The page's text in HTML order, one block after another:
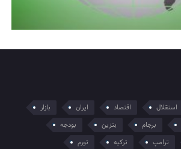
استقلال اقتصاد ایران
بازار
برجام بنزین
بودجه
ترامپ ترکیه
تورم